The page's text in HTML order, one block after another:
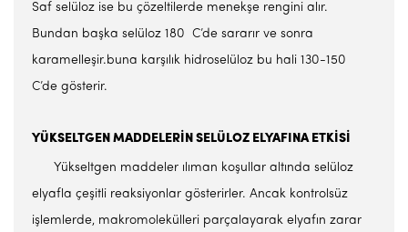
Saf selüloz ise bu çözeltilerde menekşe rengini alır.
Bundan başka selüloz 180 C’de sararır ve sonra
karamelleşir.buna karşılık hidroselüloz bu hali 130-150
C’de gösterir.
YÜKSELTGEN MADDELERİN SELÜLOZ ELYAFINA ETKİSİ
Yükseltgen maddeler ılıman koşullar altında selüloz
elyafla çeşitli reaksiyonlar gösterirler. Ancak kontrolsüz
işlemlerde, makromolekülleri parçalayarak elyafın zarar